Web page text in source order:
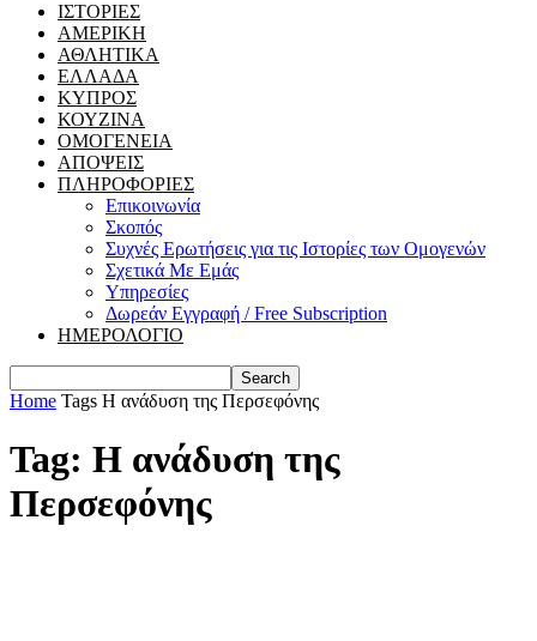
ΙΣΤΟΡΙΕΣ
ΑΜΕΡΙΚΗ
ΑΘΛΗΤΙΚΑ
ΕΛΛΑΔΑ
ΚΥΠΡΟΣ
ΚΟΥΖΙΝΑ
ΟΜΟΓΕΝΕΙΑ
ΑΠΟΨΕΙΣ
ΠΛΗΡΟΦΟΡΙΕΣ
Επικοινωνία
Σκοπός
Συχνές Ερωτήσεις για τις Ιστορίες των Ομογενών
Σχετικά Με Εμάς
Υπηρεσίες
Δωρεάν Εγγραφή / Free Subscription
ΗΜΕΡΟΛΟΓΙΟ
Home Tags Η ανάδυση της Περσεφόνης
Tag: Η ανάδυση της
Περσεφόνης